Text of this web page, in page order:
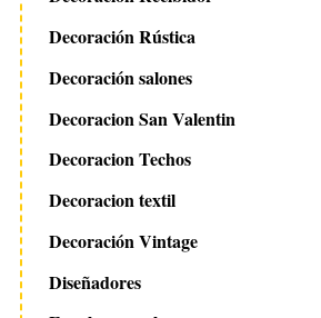
Decoración Rústica
Decoración salones
Decoracion San Valentin
Decoracion Techos
Decoracion textil
Decoración Vintage
Diseñadores